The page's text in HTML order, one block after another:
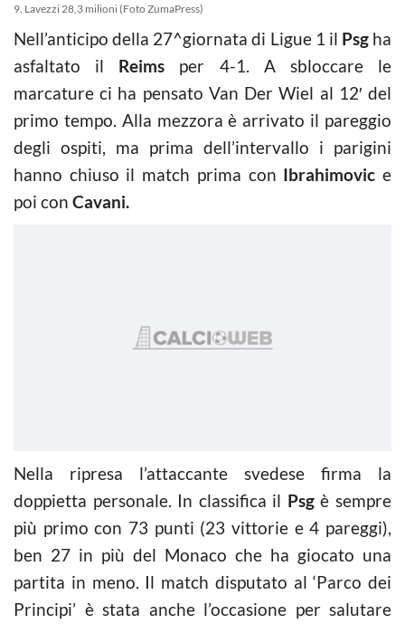
9. Lavezzi 28,3 milioni (Foto ZumaPress)
Nell’anticipo della 27^giornata di Ligue 1 il Psgha
asfaltato il Reims per 4-1. A sbloccare le
marcature ci ha pensato Van Der Wiel al 12′ del
primo tempo. Alla mezzora è arrivato il pareggio
degli ospiti, ma prima dell’intervallo i parigini
hanno chiuso il match prima con Ibrahimovic e
poi con Cavani.
Nella ripresa l’attaccante svedese firma la
doppietta personale. In classifica il Psgè sempre
più primo con 73 punti (23 vittorie e 4 pareggi),
ben 27 in più del Monaco che ha giocato una
partita in meno. Il match disputato al ‘Parco dei
Principi’ è stata anche l’occasione per salutare